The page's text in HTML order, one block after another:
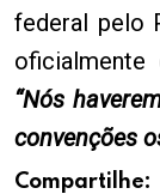
federal pelo
oficialmente
“Nós
convenções
Compartilhe: